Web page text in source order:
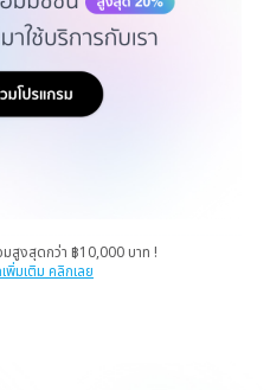
มสูงสุดกว่า ฿10,000 บาท !
พิ่มเติม คลิกเลย